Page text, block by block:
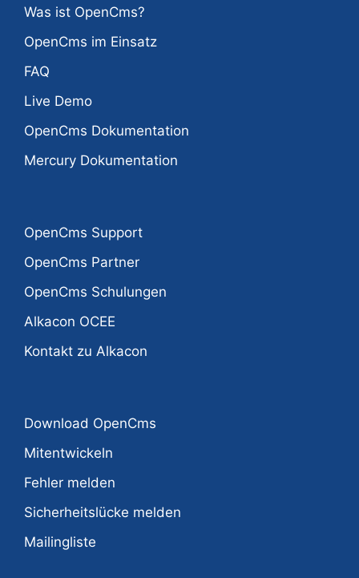
Was ist OpenCms?
OpenCms im Einsatz
FAQ
Live Demo
OpenCms Dokumentation
Mercury Dokumentation
OpenCms Support
OpenCms Partner
OpenCms Schulungen
Alkacon OCEE
Kontakt zu Alkacon
Download OpenCms
Mitentwickeln
Fehler melden
Sicherheitslücke melden
Mailingliste